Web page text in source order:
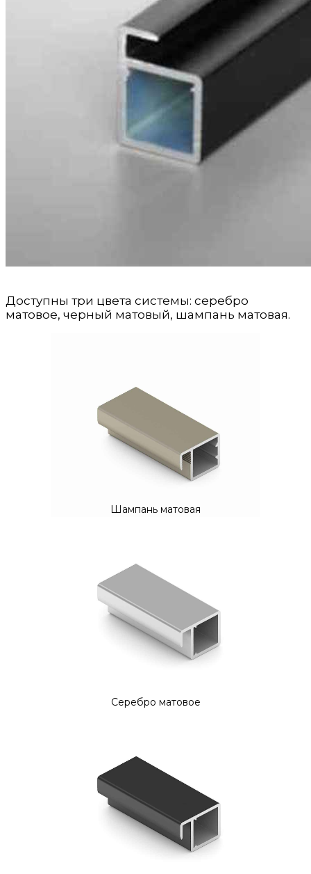
Доступны три цвета системы: серебро
матовое, черный матовый, шампань матовая.
Шампань матовая
Серебро матовое